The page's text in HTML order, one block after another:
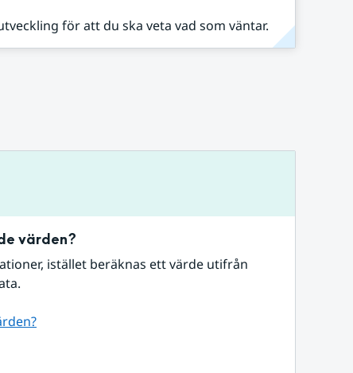
för att du ska veta vad som väntar.
värden?
istället beräknas ett värde utifrån